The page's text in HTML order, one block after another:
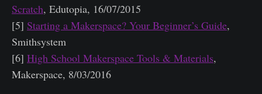
Scratch, Edutopia, 16/07/2015
[5] Starting a Makerspace? Your Beginner’s Guide,
Smithsystem
[6] High School Makerspace Tools & Materials,
Makerspace, 8/03/2016